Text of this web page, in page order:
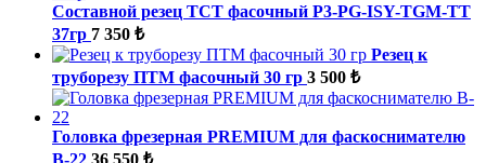
Составной резец TCT фасочный P3-PG-ISY-TGM-ТТ
37гр 7 350 ₺
Резец к
труборезу ПТМ фасочный 30 гр 3 500 ₺
Головка фрезерная PREMIUM для фаскоснимателю
B-22 36 550 ₺